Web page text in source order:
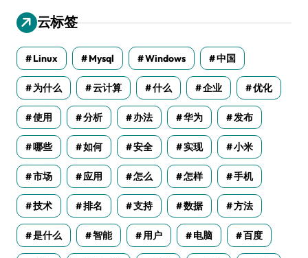
云标签
Linux Mysql Windows 中国
为什么 云计算 什么 企业 优化
使用 分析 办法 华为 发布
哪些 如何 安全 实现 小米
市场 应用 怎么 怎样 手机
技术 排名 支持 数据 方法
是什么 智能 用户 电脑 百度